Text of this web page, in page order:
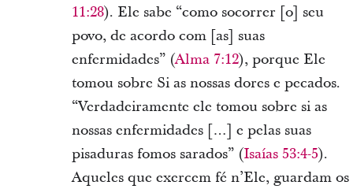
11:28). Ele sabe “como socorrer [o] seu
povo, de acordo com [as] suas
enfermidades” (Alma 7:12), porque Ele
tomou sobre Si as nossas dores e pecados.
“Verdadeiramente ele tomou sobre si as
nossas enfermidades […] e pelas suas
pisaduras fomos sarados” (Isaías 53:4-5).
Aqueles que exercem fé n’Ele, guardam os